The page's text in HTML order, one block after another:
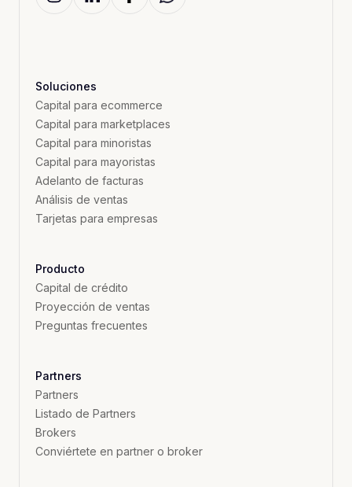
Soluciones
Capital para ecommerce
Capital para marketplaces
Capital para minoristas
Capital para mayoristas
Adelanto de facturas
Análisis de ventas
Tarjetas para empresas
Producto
Capital de crédito
Proyección de ventas
Preguntas frecuentes
Partners
Partners
Listado de Partners
Brokers
Conviértete en partner o broker